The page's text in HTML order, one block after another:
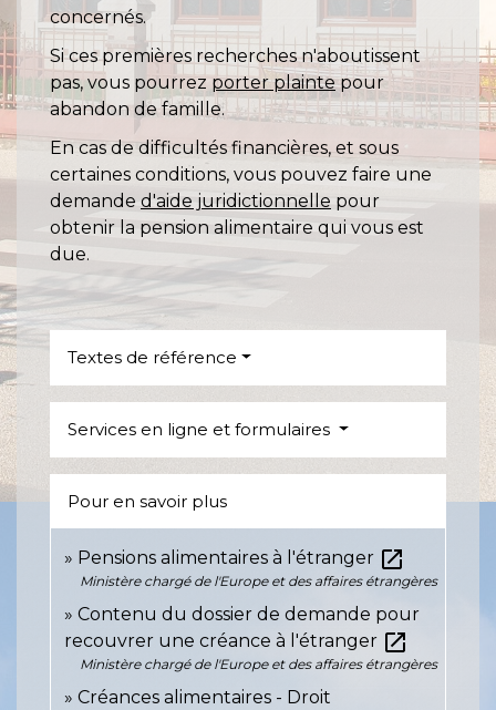
concernés.
Si ces premières recherches n'aboutissent
pas, vous pourrez porter plaintepour
abandon de famille.
En cas de difficultés financières, et sous
certaines conditions, vous pouvez faire une
demande d'aide juridictionnelle pour
obtenir la pension alimentaire qui vous est
due.
Textes de référence
Services en ligne et formulaires
Pour en savoir plus
Pensions alimentaires à l'étranger open_in_new
Ministère chargé de l'Europe et des affaires étrangères
Contenu du dossier de demande pour
recouvrer une créance à l'étranger open_in_new
Ministère chargé de l'Europe et des affaires étrangères
Créances alimentaires - Droit